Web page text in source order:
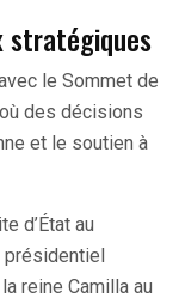
stratégiques
le Sommet de
où des décisions
et le soutien à
d’État au
présidentiel
reine Camilla au